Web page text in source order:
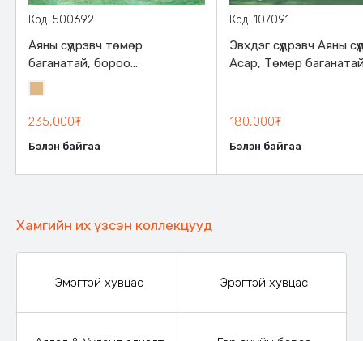
Код: 500692
Аяны сүүдрэвч төмөр
баганатай, бороо
нэвтэрдэггүй зузаан
материалтай, 300*300см
хэмжээтэй, эвхэгддэг,
бариултай ууттай
235,000₮
Бэлэн байгаа
Код: 107091
Эвхдэг сүүдрэвч Аяны
Асар, Төмөр
180,000₮
Бэлэн байгаа
Хамгийн их үзсэн коллекцууд
Эмэгтэй хувцас Эрэгтэй хувцас